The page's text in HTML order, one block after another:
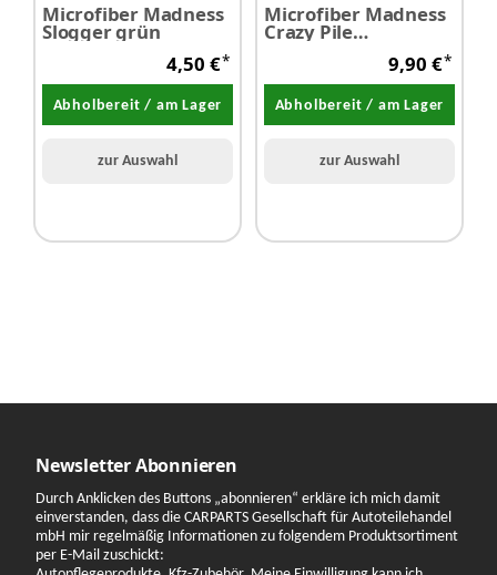
Microfiber Madness
Slogger grün
4,50 €*
Abholbereit / am Lager
zur Auswahl
Microfiber Madness
Crazy Pile
Microfasertuch,
9,90 €*
Abholbereit / am Lager
zur Auswahl
Newsletter Abonnieren
Durch Anklicken des Buttons „abonnieren“ erkläre ich mich damit
einverstanden, dass die CARPARTS Gesellschaft für Autoteilehandel
mbH mir regelmäßig Informationen zu folgendem Produktsortiment
per E-Mail zuschickt: